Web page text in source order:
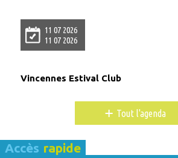
11 07 2026
11 07 2026
Vincennes Estival Club
+ Tout l'agenda
Accès rapide